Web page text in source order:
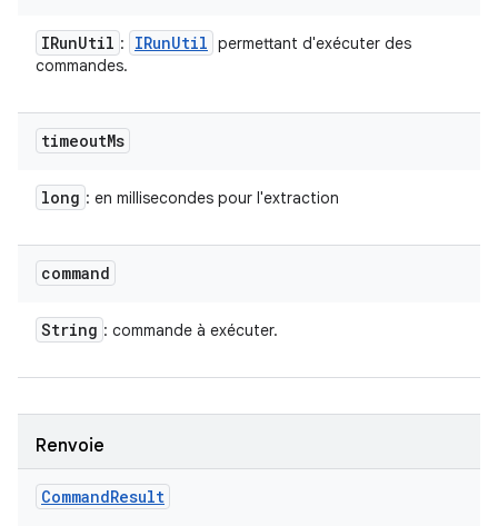
IRunUtil : IRunUtil permettant d'exécuter des
commandes.
timeoutMs
long : en millisecondes pour l'extraction
command
String : commande à exécuter.
Renvoie
CommandResult